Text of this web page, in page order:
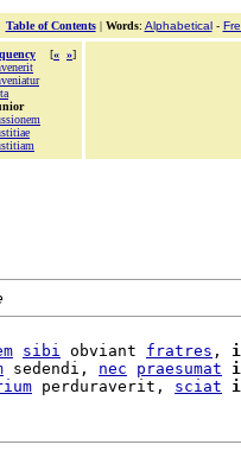
Table of Contents| Words: Alphabetical-
[« »]
sibi obviant fratres ,
sedendi, nec praesumat
perduraverit, sciat